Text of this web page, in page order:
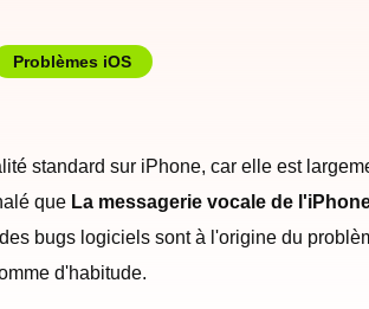
Problèmes iOS
standard sur iPhone, car elle est
que La messagerie vocale de
bugs logiciels sont à l'origine du
d'habitude.